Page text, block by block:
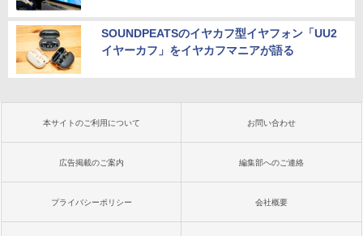
SOUNDPEATSのイヤカフ型イヤフォン「UU2
イヤーカフ」をイヤカフマニアが語る
本サイトのご利用について お問い合わせ
広告掲載のご案内 編集部へのご連絡
プライバシーポリシー 会社概要